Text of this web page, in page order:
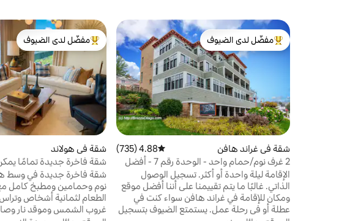
من أبرز البيوت المفضّلة لدى الضيوف
مفضّل لدى الضيوف
شقة في غراند هافن متوسط التقييم 4.88 من 5، 735 مراجعات
4.88 (735)
2 غرف نوم/حمام واحد - الوحدة رقم 7 - أفضل
موقع على الواجهة المائية
الإقامة ليلة واحدة أو أكثر. تسجيل الوصول
الذاتي. غالبًا ما يتم تقييمنا على أننا أفضل موقع
ومكان للإقامة في غراند هافن سواء كنت في
عطلة أو في رحلة عمل. يستمتع الضيوف بتسجيل
من أبرز البيوت المفضّلة
مفضّل لدى الضيوف
شقة في هولاند
شقة فاخرة جديدة تمامًا
على بعد خطوة
شقة فاخرة جديدة في وسط
نوم وحمامين ومطبخ كامل مع
الطعام لثمانية أشخاص
غروب الشمس وموقد نار